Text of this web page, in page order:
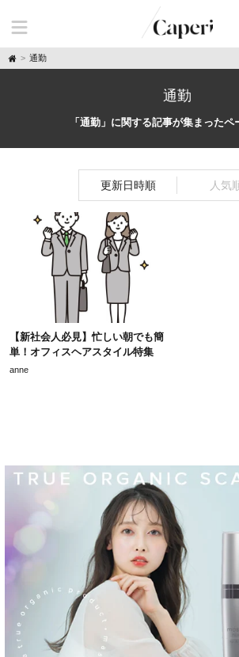
H
o
通勤
通勤
「通勤」に関する記事が集まったペ
更新日時順 人気
【新社会人必見】忙しい朝でも簡
単！オフィスヘアスタイル特集
anne